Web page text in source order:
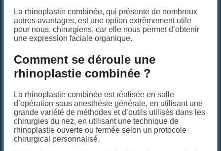
La rhinoplastie combinée, qui présente de nombreux
autres avantages, est une option extrêmement utile
pour nous, chirurgiens, car elle nous permet d’obtenir
une expression faciale organique.
Comment se déroule une
rhinoplastie combinée ?
La rhinoplastie combinée est réalisée en salle
d’opération sous anesthésie générale, en utilisant une
grande variété de méthodes et d’outils utilisés dans les
chirurgies du nez, en utilisant une technique de
rhinoplastie ouverte ou fermée selon un protocole
chirurgical personnalisé.